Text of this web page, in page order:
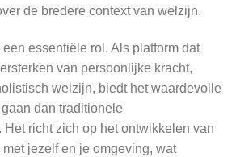
de bredere context van welzijn.
een essentiële rol. Als platform dat
van persoonlijke kracht,
welzijn, biedt het waardevolle
dan traditionele
richt zich op het ontwikkelen van
jezelf en je omgeving, wat